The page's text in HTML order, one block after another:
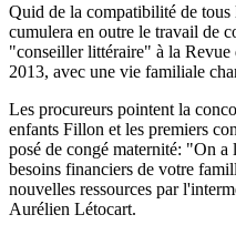
Quid de la compatibilité de
cumulera en outre le travail de
"conseiller littéraire" à la Revue
2013, avec une vie familiale
Les procureurs pointent la
enfants Fillon et les premiers
posé de congé maternité: "On a
besoins financiers de votre
nouvelles ressources par
Aurélien Létocart.